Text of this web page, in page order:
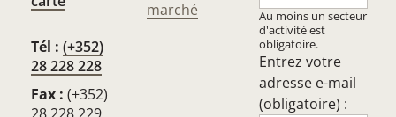
Tél : (+352)
28 228 228
Fax : (+352)
marché
Au moins un secteur
d'activité est
obligatoire.
Entrez votre
adresse e-mail
(obligatoire) :